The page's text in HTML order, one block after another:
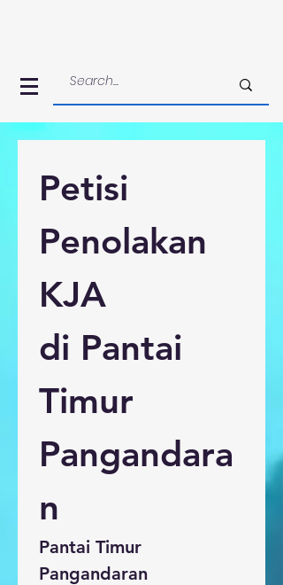
Petisi
Penolakan
di Pantai
Timur
Pangandara
n
Pantai Timur
Pangandaran